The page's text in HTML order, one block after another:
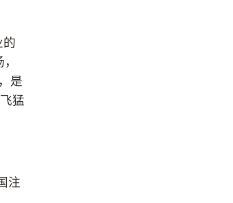
是
猛
注